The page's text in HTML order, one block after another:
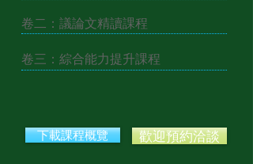
卷二：議論文精讀課程
卷三：綜合能力提升課程
下載課程概覽 歡迎預約洽談